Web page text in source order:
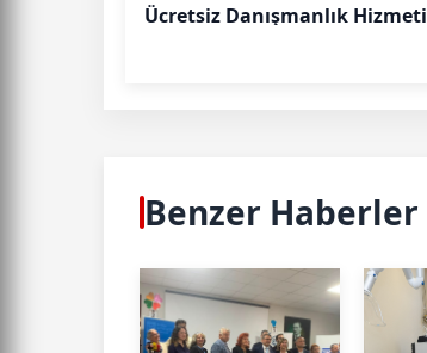
Ücretsiz Danışmanlık Hizmeti
Benzer Haberler